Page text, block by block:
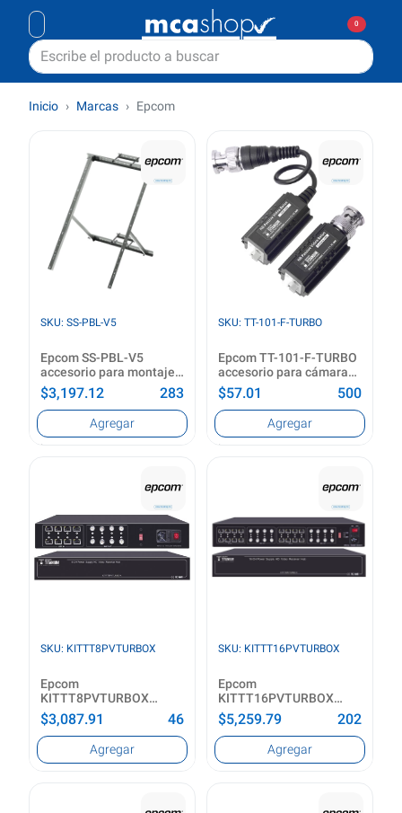
0
Inicio Marcas Epcom
SKU: SS-PBL-V5
Epcom SS-PBL-V5
accesorio para montaje
de paneles solares
Soporte de montaje para
panel solar
$3,197.12 283
Tipo de producto
Soporte de montaje para
Ver producto
Agregar
SKU: TT-101-F-TURBO
Epcom TT-101-F-TURBO
accesorio para cámara
de seguridad
$57.01 500
Color del producto
Negro
Agregar
SKU: KITTT8PVTURBOX
Epcom
KITTT8PVTURBOX
transmisor de señal de
TV VHF TV transmitter
distances up to 200
meters in 4K
$3,087.91 46
Tipo de producto
VHF TV transmitter
Agregar
SKU: KITTT16PVTURBOX
Epcom
KITTT16PVTURBOX
extensor de audio/video
Transmisor y receptor AV
Negro
$5,259.79 202
Transmisor y receptor AV
Agregar